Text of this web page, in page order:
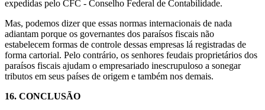
expedidas pelo CFC - Conselho Federal de Contabilidade.
Mas, podemos dizer que essas normas internacionais de nada
adiantam porque os governantes dos paraísos fiscais não
estabelecem formas de controle dessas empresas lá registradas de
forma cartorial. Pelo contrário, os senhores feudais proprietários dos
paraísos fiscais ajudam o empresariado inescrupuloso a sonegar
tributos em seus países de origem e também nos demais.
16. CONCLUSÃO